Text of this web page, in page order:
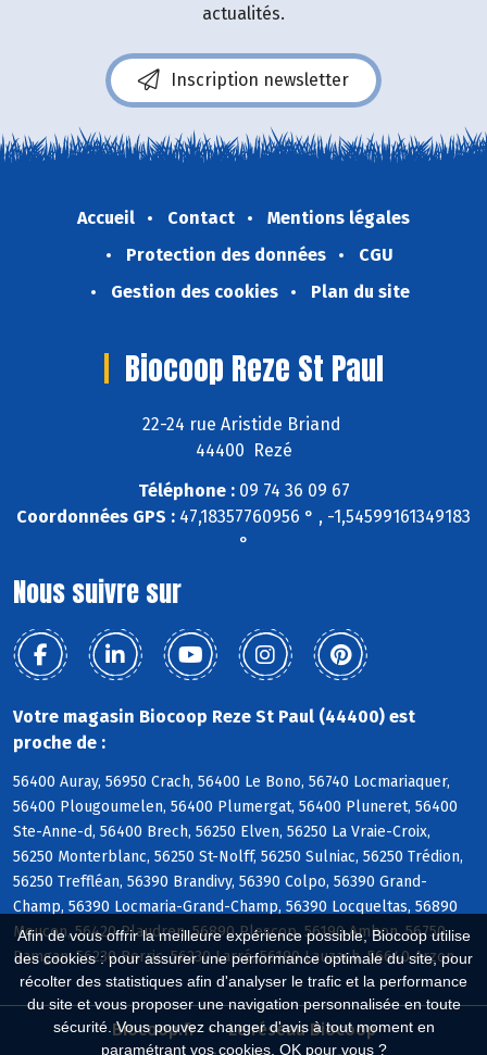
Afin de vous offrir la meilleure expérience possible, Biocoop utilise
des cookies : pour assurer une performance optimale du site, pour
récolter des statistiques afin d'analyser le trafic et la performance
du site et vous proposer une navigation personnalisée en toute
sécurité. Vous pouvez changer d'avis à tout moment en
paramétrant vos cookies. OK pour vous ?
actualités.
Inscription newsletter
Accueil Contact
Mentions légales
Protection des données
CGU
Gestion des cookies
Plan du site
Biocoop Reze St Paul
22-24 rue Aristide Briand
44400 Rezé
Téléphone :09 74 36 09 67
Coordonnées GPS : 47,18357760956 ° , -1,54599161349183
°
Nous suivre sur
Votre magasin Biocoop Reze St Paul (44400) est
proche de :
56400 Auray, 56950 Crach, 56400 Le Bono, 56740 Locmariaquer,
56400 Plougoumelen, 56400 Plumergat, 56400 Pluneret, 56400
Ste-Anne-d, 56400 Brech, 56250 Elven, 56250 La Vraie-Croix,
56250 Monterblanc, 56250 St-Nolff, 56250 Sulniac, 56250 Trédion,
56250 Treffléan, 56390 Brandivy, 56390 Colpo, 56390 Grand-
Champ, 56390 Locmaria-Grand-Champ, 56390 Locqueltas, 56890
Meucon, 56420 Plaudren, 56890 Plescop, 56190 Ambon, 56750
Damgan, 56230 Berric, 56230 Larré, 56190 Lauzach, 56640 Arzon
Biocoop.fr
Le réseau Biocoop